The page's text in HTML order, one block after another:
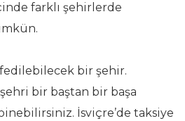
farklı şehirlerde
bir şehir.
bir baştan bir başa
İsviçre’de taksiye